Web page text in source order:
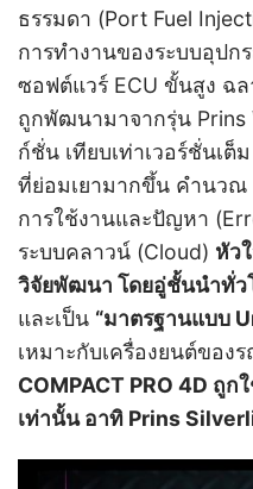
ธรรมดา (Port Fuel
การทำงานของระบบอุปก
ซอฟต์แวร์ ECU ขั้นสูง ฉ
ถูกพัฒนามาจากรุ่น Prins
ก์ชั่น เทียบเท่าเวอร์ชั่นเต็
ที่ย่อมเยามากขึ้น คำนว
การใช้งานและปัญหา
ระบบคลาวน์ (Cloud) หัว
วิจัยพัฒนา โดยอู่ชั้นนำทั่ว
และเป็น “มาตรฐานแบบ
เหมาะกับเครื่องยนต์ของ
COMPACT PRO 4D ถู
เท่านั้น อาทิ Prins